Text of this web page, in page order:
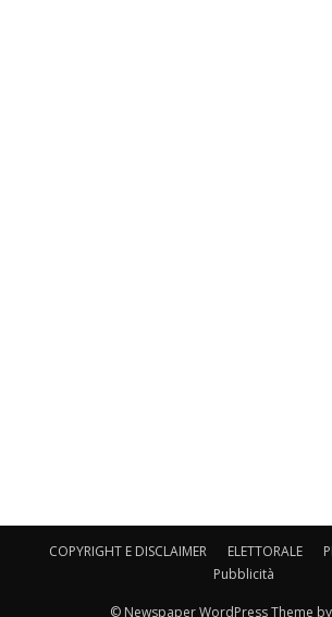
COPYRIGHT E DISCLAIMER ELETTORALE
Pubblicità
© Newspaper WordPress Theme